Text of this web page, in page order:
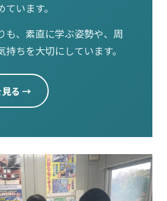
います。
も、素直に学ぶ姿勢や、周
持ちを大切にしています。
見る →